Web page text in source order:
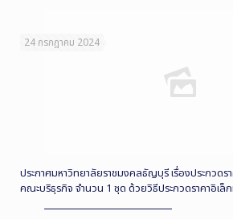
24 กรกฎาคม 2024
ประกาศมหาวิทยาลัยราชมงคลธัญบุรี เรื่องประกวด
คณะบริธุรกิจ จำนวน 1 ชุด ด้วยวิธีประกวดราคาอิเ